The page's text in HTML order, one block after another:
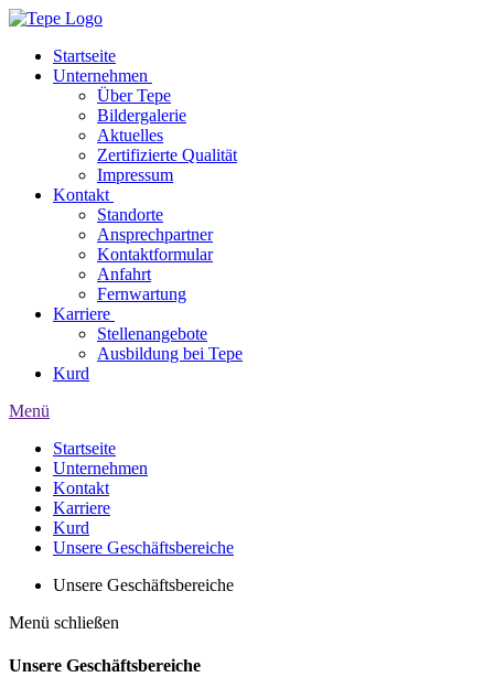
Startseite
Unternehmen
Über Tepe
Bildergalerie
Aktuelles
Zertifizierte Qualität
Impressum
Kontakt
Standorte
Ansprechpartner
Kontaktformular
Anfahrt
Fernwartung
Karriere
Stellenangebote
Ausbildung bei Tepe
Kurd
Menü
Startseite
Unternehmen
Kontakt
Karriere
Kurd
Unsere Geschäftsbereiche
Unsere Geschäftsbereiche
Menü schließen
Unsere Geschäftsbereiche